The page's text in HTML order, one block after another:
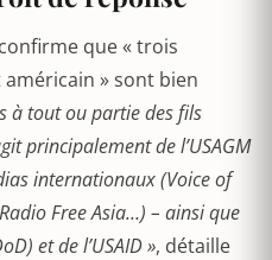
confirme que « trois
» sont bien
à tout ou partie des fils
principalement de l’USAGM
internationaux (Voice of
Free Asia…) – ainsi que
et de l’USAID », détaille